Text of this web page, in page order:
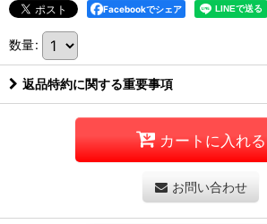
Facebookでシェア
数量:
返品特約に関する重要事項
カートに入れる
お問い合わせ